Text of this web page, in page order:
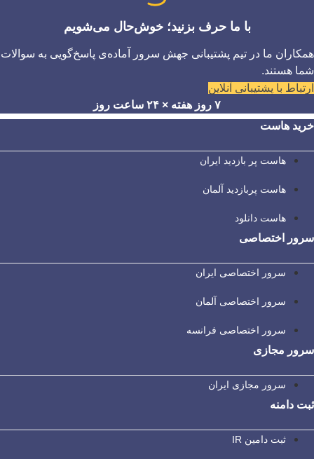
با ما حرف بزنید؛ خوش‌حال می‌شویم
همکاران ما در تیم پشتیبانی جهش سرور آماده‌ی پاسخ‌گویی به سوالات
شما هستند.
ارتباط با پشتیبانی آنلاین
۷ روز هفته × ۲۴ ساعت روز
خرید هاست
هاست پر بازدید ایران
هاست پربازدید آلمان
هاست دانلود
سرور اختصاصی
سرور اختصاصی ایران
سرور اختصاصی آلمان
سرور اختصاصی فرانسه
سرور مجازی
سرور مجازی ایران
ثبت دامنه
ثبت دامین IR